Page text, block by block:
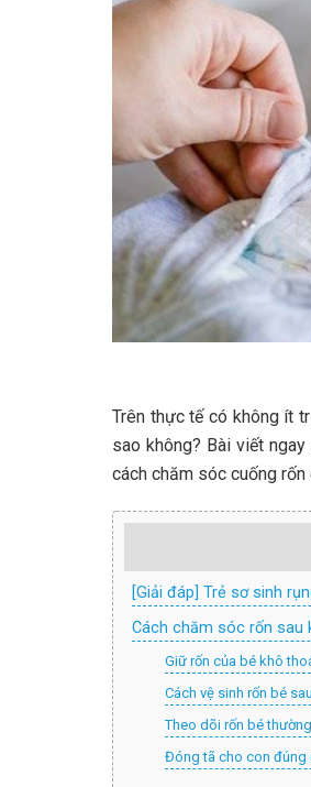
Trên thực tế có không ít
sao không? Bài viết
cách chăm sóc cuống
[Giải đáp] Trẻ sơ sinh
Cách chăm sóc rốn sau
Giữ rốn của bé khô
Cách vệ sinh rốn bé
Theo dõi rốn bé
Đóng tã cho con đúng